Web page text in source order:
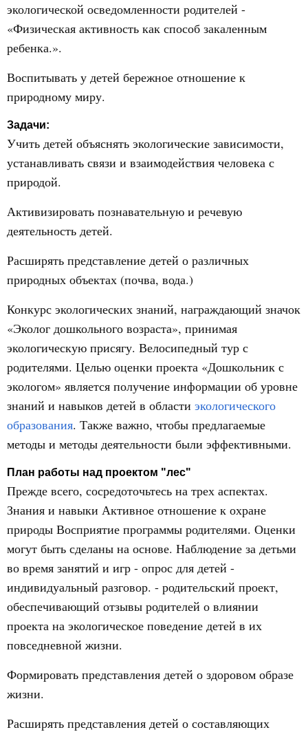
экологической осведомленности родителей -
«Физическая активность как способ закаленным
ребенка.».
Воспитывать у детей бережное отношение к
природному миру.
Задачи:
Учить детей объяснять экологические зависимости,
устанавливать связи и взаимодействия человека с
природой.
Активизировать познавательную и речевую
деятельность детей.
Расширять представление детей о различных
природных объектах (почва, вода.)
Конкурс экологических знаний, награждающий значок
«Эколог дошкольного возраста», принимая
экологическую присягу. Велосипедный тур с
родителями. Целью оценки проекта «Дошкольник с
экологом» является получение информации об уровне
знаний и навыков детей в области экологического
образования. Также важно, чтобы предлагаемые
методы и методы деятельности были эффективными.
План работы над проектом "лес"
Прежде всего, сосредоточьтесь на трех аспектах.
Знания и навыки Активное отношение к охране
природы Восприятие программы родителями. Оценки
могут быть сделаны на основе. Наблюдение за детьми
во время занятий и игр - опрос для детей -
индивидуальный разговор. - родительский проект,
обеспечивающий отзывы родителей о влиянии
проекта на экологическое поведение детей в их
повседневной жизни.
Формировать представления детей о здоровом образе
жизни.
Расширять представления детей о составляющих